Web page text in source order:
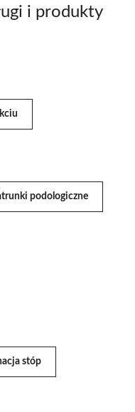
i produkty
podologiczne
stóp